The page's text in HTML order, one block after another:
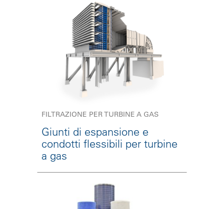
FILTRAZIONE PER TURBINE A GAS
Giunti di espansione e
condotti flessibili per turbine
a gas